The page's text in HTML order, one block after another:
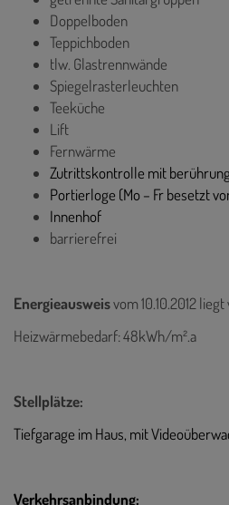
Doppelboden
Teppichboden
tlw. Glastrennwände
Spiegelrasterleuchten
Teeküche
Lift
Fernwärme
Zutrittskontrolle mit
Portierloge (Mo – Fr besetzt
Innenhof
barrierefrei
Energieausweisvom 10.10.2012liegt
Heizwärmebedarf: 48kWh/m².a
Stellplätze:
Tiefgarage im Haus, mit
Verkehrsanbindung: